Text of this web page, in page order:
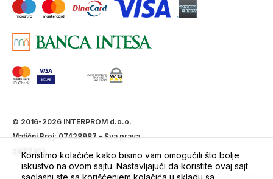
© 2016-2026 INTERPROM d.o.o.
Matični Broj: 07428987 - Sva prava
zadržana.
Koristimo kolačiće kako bismo vam omogućili što bolje
iskustvo na ovom sajtu. Nastavljajući da koristite ovaj sajt
saglasni ste sa korišćenjem kolačića u skladu sa